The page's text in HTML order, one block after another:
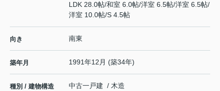
LDK 28.0帖/和室 6.0帖/洋室 6.5帖/洋室 6.5帖/
洋室 10.0帖/S 4.5帖
向き 南東
築年月 1991年12月 (築34年)
種別 / 建物構造 中古一戸建 / 木造